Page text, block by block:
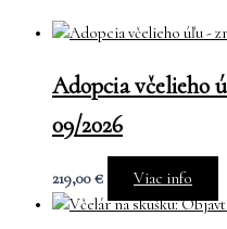
Adopcia včelieho
09/2026
219,00€ Viac info